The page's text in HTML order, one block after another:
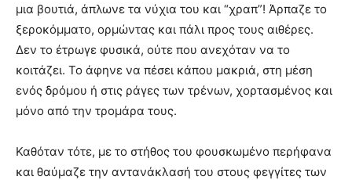
μια βουτιά, άπλωνε τα νύχια του και “χραπ”! Άρπαζε το
ξεροκόμματο, ορμώντας και πάλι προς τους αιθέρες.
Δεν το έτρωγε φυσικά, ούτε που ανεχόταν να το
κοιτάζει. Το άφηνε να πέσει κάπου μακριά, στη μέση
ενός δρόμου ή στις ράγες των τρένων, χορτασμένος και
μόνο από την τρομάρα τους.
Καθόταν τότε, με το στήθος του φουσκωμένο περήφανα
και θαύμαζε την αντανάκλασή του στους φεγγίτες των